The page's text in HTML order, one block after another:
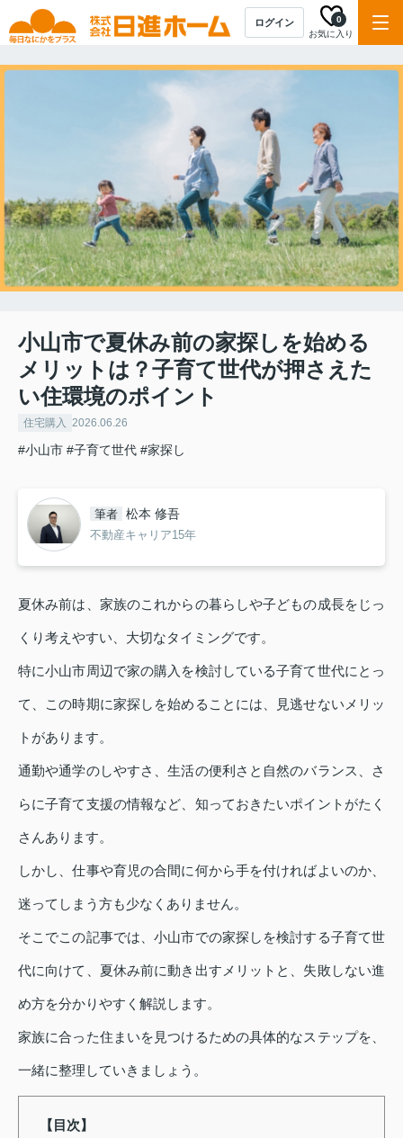
ログイン
お気に入り
0
小山市で夏休み前の家探しを始める
メリットは？子育て世代が押さえた
い住環境のポイント
住宅購入 2026.06.26
#小山市 #子育て世代 #家探し
筆者 松本 修吾
不動産キャリア15年
夏休み前は、家族のこれからの暮らしや子どもの成長をじっ
くり考えやすい、大切なタイミングです。
特に小山市周辺で家の購入を検討している子育て世代にとっ
て、この時期に家探しを始めることには、見逃せないメリッ
トがあります。
通勤や通学のしやすさ、生活の便利さと自然のバランス、さ
らに子育て支援の情報など、知っておきたいポイントがたく
さんあります。
しかし、仕事や育児の合間に何から手を付ければよいのか、
迷ってしまう方も少なくありません。
そこでこの記事では、小山市での家探しを検討する子育て世
代に向けて、夏休み前に動き出すメリットと、失敗しない進
め方を分かりやすく解説します。
家族に合った住まいを見つけるための具体的なステップを、
一緒に整理していきましょう。
【目次】